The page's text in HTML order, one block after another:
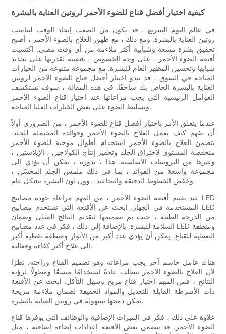
كيفية اختيار أفضل قناع للضوء الأحمر لروتين العناية بالبشرة
في عالم اليوم السريع ، قد يكون من الصعب إيجاد الوقت لتناسب
روتين العناية بالبشرة. ومع ذلك ، مع ظهور العلاج بالضوء الأحمر ، أصبح
تحقيق بشرة مشعة وشبابية أكثر ملاءمة من أي وقت مضى. اكتسبت
أقنعة الضوء الأحمر ، على وجه الخصوص ، شعبية لقدرتها على تجديد
شبابها وتحسين المظهر العام للبشرة. مع مجموعة متنوعة من الخيارات
المتاحة في السوق ، قد يبدو اختيار أفضل قناع للضوء الأحمر لروتين
العناية بالبشرة الخاص بك ساحقًا. في هذه المقالة ، سوف نستكشف
العوامل الرئيسية التي يجب مراعاتها عند اختيار قناع الضوء الأحمر
وتسليط الضوء على بعض الخيارات العليا المتاحة.
عندما يتعلق الأمر باختيار أفضل قناع للضوء الأحمر ، من الضروري أولاً
أن نفهم كيف يعمل العلاج بالضوء الأحمر وفوائده المحتملة للجلد.
يتضمن العلاج بالضوء الأحمر استخدام أطوال موجية للضوء الأحمر
منخفضة المستوى لاختراق الجلد وتحفيز إنتاج الكولاجين ، الإيلاستين ،
وغيرها من البروتينات الأساسية. هذا ، بدوره ، يمكن أن يؤدي إلى
مجموعة واسعة من الفوائد ، بما في ذلك ملمس الجلد المحسّن ،
وخفض الخطوط الدقيقة والتجاعيد ، وون لون البشرة بشكل عام.
عند تقييم أقنعة الضوء الأحمر ، من المهم مراعاة جودة مصابيح LED
المستخدمة في الجهاز. ابحث عن الأقنعة التي تستخدم مصابيح LED
من الدرجة الطبية ، حيث تم تصميمها لتقديم النتائج المثلى وضمان
السلامة للبشرة. بالإضافة إلى ذلك ، فكر في عدد مصابيح LED ومنطقة
التغطية للقناع. يمكن أن يؤدي عدد أكبر من الأنوار ومنطقة تغطية أكبر
إلى علاج أكثر كفاءة وفعالية.
هناك عامل حاسم آخر يجب مراعاته وهو تصميم القناع وراحته. نظرًا
لأن العلاج بالضوء الأحمر يتطلب عادةً استخدامًا متسقًا ومطولًا لرؤية
النتائج ، فمن المهم اختيار قناع مريح وسهل التآكل. ابحث عن الأقنعة
ذات الأشرطة القابلة للتعديل والمواد الخفيفة لضمان ملاءمة مريحة
يمكن دمجها بسهولة في روتين العناية بالبشرة.
علاوة على ذلك ، فكر في الميزات الإضافية والوظائف التي يوفرها قناع
الضوء الأحمر. قد تتضمن بعض الأقنعة إعدادات إضاءة إضافية ، مثل